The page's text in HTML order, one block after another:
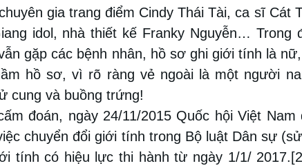
gia trang điểm Cindy Thái Tài, ca sĩ Cát
idol, nhà thiết kế Franky Nguyễn… Trong
gặp các bệnh nhân, hồ sơ ghi giới tính là
hồ sơ, vì rõ ràng vẻ ngoài là một người
cung và buồng trứng!
đoán, ngày 24/11/2015 Quốc hội Việt Nam
chuyển đổi giới tính trong Bộ luật Dân sự
tính có hiệu lực thi hành từ ngày 1/1/ 2017.